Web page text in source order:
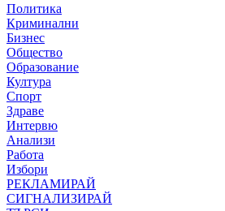
Политика
Криминални
Бизнес
Общество
Образование
Култура
Спорт
Здраве
Интервю
Анализи
Работа
Избори
РЕКЛАМИРАЙ
СИГНАЛИЗИРАЙ